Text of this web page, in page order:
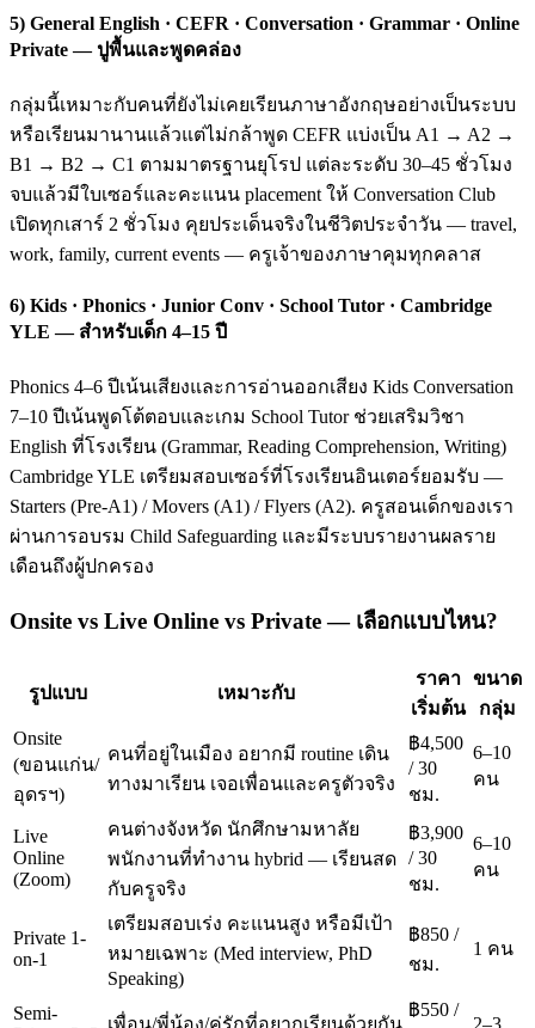
5) General English · CEFR · Conversation · Grammar · Online
Private — ปูพื้นและพูดคล่อง
กลุ่มนี้เหมาะกับคนที่ยังไม่เคยเรียนภาษาอังกฤษอย่างเป็นระบบ
หรือเรียนมานานแล้วแต่ไม่กล้าพูด CEFR แบ่งเป็น A1 → A2 →
B1 → B2 → C1 ตามมาตรฐานยุโรป แต่ละระดับ 30–45 ชั่วโมง
จบแล้วมีใบเซอร์และคะแนน placement ให้ Conversation Club
เปิดทุกเสาร์ 2 ชั่วโมง คุยประเด็นจริงในชีวิตประจำวัน — travel,
work, family, current events — ครูเจ้าของภาษาคุมทุกคลาส
6) Kids · Phonics · Junior Conv · School Tutor · Cambridge
YLE — สำหรับเด็ก 4–15 ปี
Phonics 4–6 ปีเน้นเสียงและการอ่านออกเสียง Kids Conversation
7–10 ปีเน้นพูดโต้ตอบและเกม School Tutor ช่วยเสริมวิชา
English ที่โรงเรียน (Grammar, Reading Comprehension, Writing)
Cambridge YLE เตรียมสอบเซอร์ที่โรงเรียนอินเตอร์ยอมรับ —
Starters (Pre-A1) / Movers (A1) / Flyers (A2). ครูสอนเด็กของเรา
ผ่านการอบรม Child Safeguarding และมีระบบรายงานผลราย
เดือนถึงผู้ปกครอง
Onsite vs Live Online vs Private — เลือกแบบไหน?
รูปแบบ เหมาะกับ
ราคา
เริ่มต้น
ขนาด
กลุ่ม
Onsite
(ขอนแก่น/
อุดรฯ)
คนที่อยู่ในเมือง อยากมี routine เดิน
ทางมาเรียน เจอเพื่อนและครูตัวจริง
฿4,500
/ 30
ชม.
6–10
คน
Live
Online
(Zoom)
คนต่างจังหวัด นักศึกษามหาลัย
พนักงานที่ทำงาน hybrid — เรียนสด
กับครูจริง
฿3,900
/ 30
ชม.
6–10
คน
Private 1-
on-1
เตรียมสอบเร่ง คะแนนสูง หรือมีเป้า
หมายเฉพาะ (Med interview, PhD
Speaking)
฿850 /
ชม.
1 คน
Semi-
฿550 /